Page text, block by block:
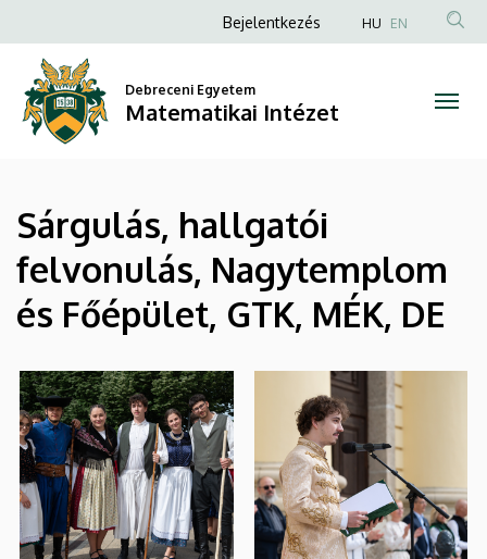
Matematikai
Intézet
a
tartalomra
Anonim
fiók
menüje
Bejelentkezés HU EN
Debreceni Egyetem
Matematikai Intézet
Sárgulás, hallgatói
felvonulás, Nagytemplom
és Főépület, GTK, MÉK, DE